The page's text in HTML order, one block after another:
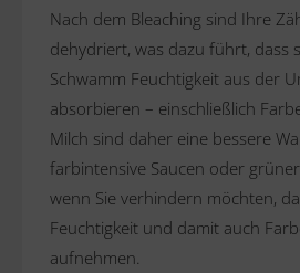
Nach dem Bleaching sind Ihre
dehydriert, was dazu führt, dass
Schwamm Feuchtigkeit aus der
absorbieren – einschließlich
Milch sind daher eine bessere
farbintensive Saucen oder
wenn Sie verhindern möchten,
Feuchtigkeit und damit auch
aufnehmen.